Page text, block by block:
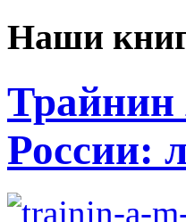
Наши
Трайнин
России: